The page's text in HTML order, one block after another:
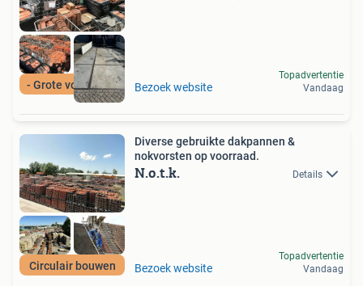
- Grote voorraad - Bezoek website
Topadvertentie
Vandaag
Circulair bouwen
Diverse gebruikte dakpannen &
nokvorsten op voorraad.
N.o.t.k. Details
Bezoek website
Topadvertentie
Vandaag